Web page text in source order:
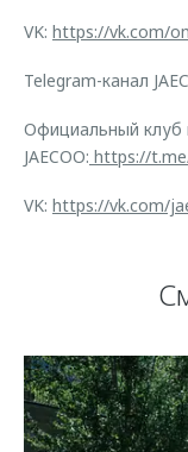
VK: https://vk.com/
Telegram-канал
Официальный клуб
JAECOO: https://
VK: https://vk.com/